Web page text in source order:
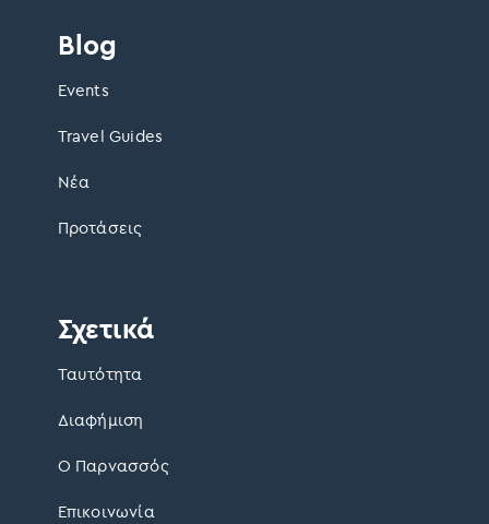
Σχετικά
Ταυτότητα
Διαφήμιση
Ο Παρνασσός
Επικοινωνία
Blog
Events
Travel Guides
Νέα
Προτάσεις